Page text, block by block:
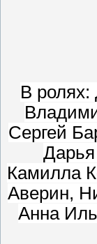
В ролях:
Сергей
Камилла
Аверин,
Анна